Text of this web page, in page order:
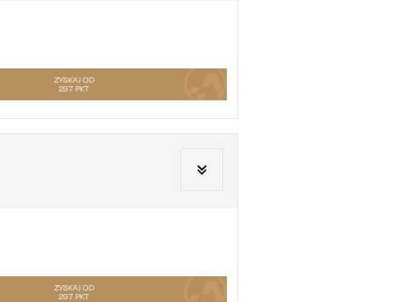
ZYSKAJ OD
297 PKT
ZYSKAJ OD
297 PKT